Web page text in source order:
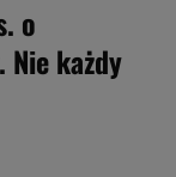
o
każdy